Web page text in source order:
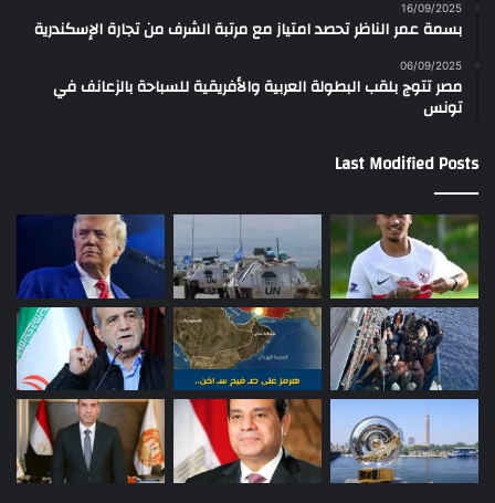
16/09/2025
بسمة عمر الناظر تحصد امتياز مع مرتبة الشرف من تجارة الإسكندرية
06/09/2025
مصر تتوج بلقب البطولة العربية والأفريقية للسباحة بالزعانف في
تونس
Last Modified Posts